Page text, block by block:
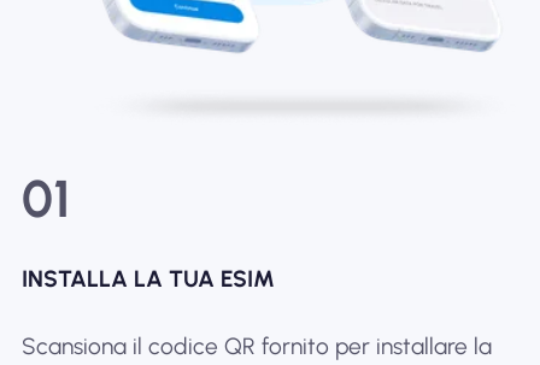
01
INSTALLA LA TUA ESIM
Scansiona il codice QR fornito per installare la